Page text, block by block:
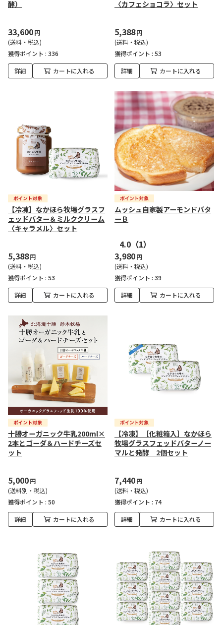
酵）
33,600円
(送料・税込)
獲得ポイント : 336
詳細 カートに入れる
〈カフェショコラ〉セット
5,388円
(送料・税込)
獲得ポイント : 53
詳細 カートに入れる
【冷凍】なかほら牧場グラスフ
ェッドバター＆ミルククリーム
〈キャラメル〉セット
5,388円
(送料・税込)
獲得ポイント : 53
詳細 カートに入れる
ムッシュ自家製アーモンドバタ
ーＢ
4.0 （1）
3,980円
(送料・税込)
獲得ポイント : 39
詳細 カートに入れる
十勝オーガニック牛乳200ml×
2本とゴーダ＆ハードチーズセ
ット
5,000円
(送料別・税込)
獲得ポイント : 50
詳細 カートに入れる
【冷凍】［化粧箱入］なかほら
牧場グラスフェッドバターノー
マルと発酵 2個セット
7,440円
(送料・税込)
獲得ポイント : 74
詳細 カートに入れる